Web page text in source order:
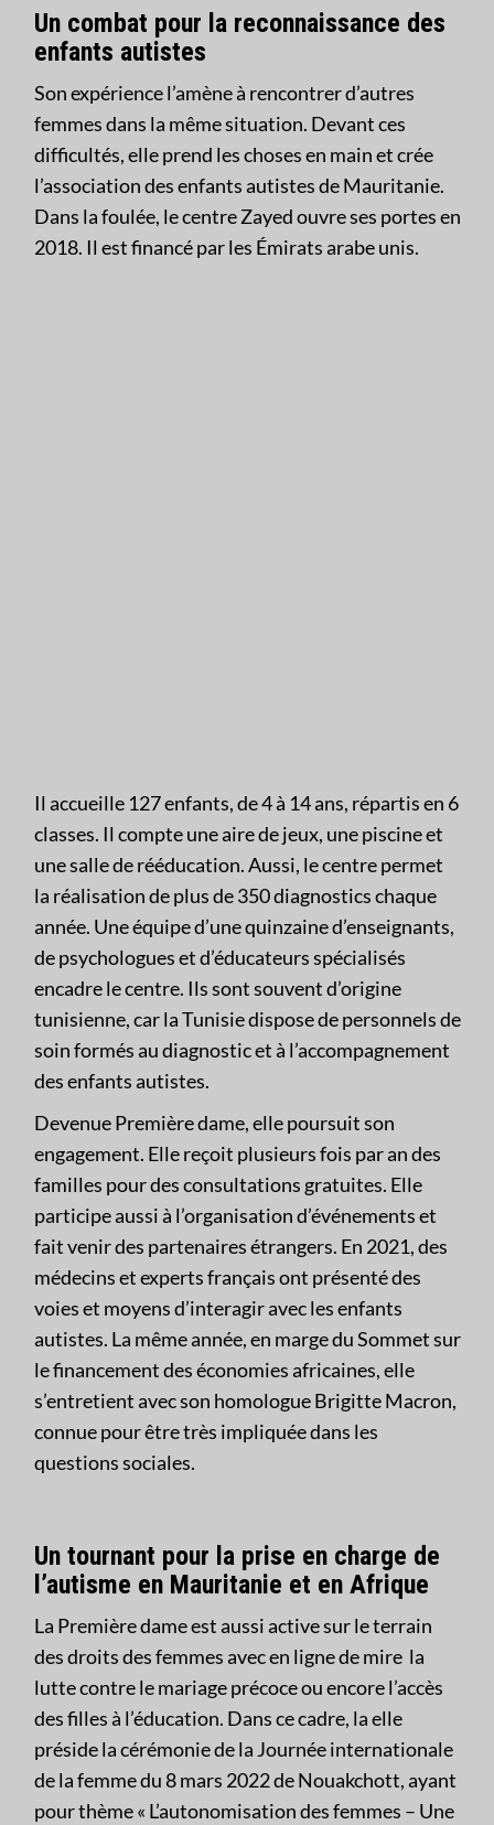
Un combat pour la reconnaissance des
enfants autistes
Son expérience l’amène à rencontrer d’autres
femmes dans la même situation. Devant ces
difficultés, elle prend les choses en main et crée
l’association des enfants autistes de Mauritanie.
Dans la foulée, le centre Zayed ouvre ses portes en
2018. Il est financé par les Émirats arabe unis.
Il accueille 127 enfants, de 4 à 14 ans, répartis en 6
classes. Il compte une aire de jeux, une piscine et
une salle de rééducation. Aussi, le centre permet
la réalisation de plus de 350 diagnostics chaque
année. Une équipe d’une quinzaine d’enseignants,
de psychologues et d’éducateurs spécialisés
encadre le centre. Ils sont souvent d’origine
tunisienne, car la Tunisie dispose de personnels de
soin formés au diagnostic et à l’accompagnement
des enfants autistes.
Devenue Première dame, elle poursuit son
engagement. Elle reçoit plusieurs fois par an des
familles pour des consultations gratuites. Elle
participe aussi à l’organisation d’événements et
fait venir des partenaires étrangers. En 2021, des
médecins et experts français ont présenté des
voies et moyens d’interagir avec les enfants
autistes. La même année, en marge du Sommet sur
le financement des économies africaines, elle
s’entretient avec son homologue Brigitte Macron,
connue pour être très impliquée dans les
questions sociales.
Un tournant pour la prise en charge de
l’autisme en Mauritanie et en Afrique
La Première dame est aussi active sur le terrain
des droits des femmes avec en ligne de mire la
lutte contre le mariage précoce ou encore l’accès
des filles à l’éducation. Dans ce cadre, la elle
préside la cérémonie de la Journée internationale
de la femme du 8 mars 2022 de Nouakchott, ayant
pour thème « L’autonomisation des femmes – Une